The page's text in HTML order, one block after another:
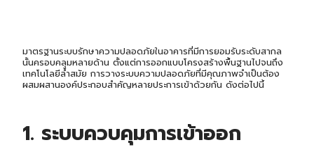
มาตรฐานระบบรักษาความปลอดภัยในอาคารที่มีการยอมรับระดับสากล
นั้นครอบคลุมหลายด้าน ตั้งแต่การออกแบบโครงสร้างพื้นฐานไปจนถึง
เทคโนโลยีล้ำสมัย การวางระบบความปลอดภัยที่มีคุณภาพจำเป็นต้อง
ผสมผสานองค์ประกอบสำคัญหลายประการเข้าด้วยกัน ดังต่อไปนี้
1. ระบบควบคุมการเข้าออก